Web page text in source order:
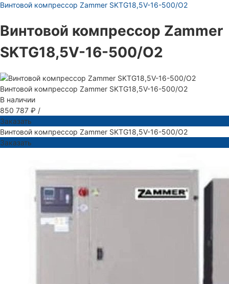
Винтовой компрессор Zammer SKTG18,5V-16-500/O2
Винтовой компрессор Zammer
SKTG18,5V-16-500/O2
Винтовой компрессор Zammer SKTG18,5V-16-500/O2
В наличии
850 787 ₽ /
Заказать
Винтовой компрессор Zammer SKTG18,5V-16-500/O2
Заказать